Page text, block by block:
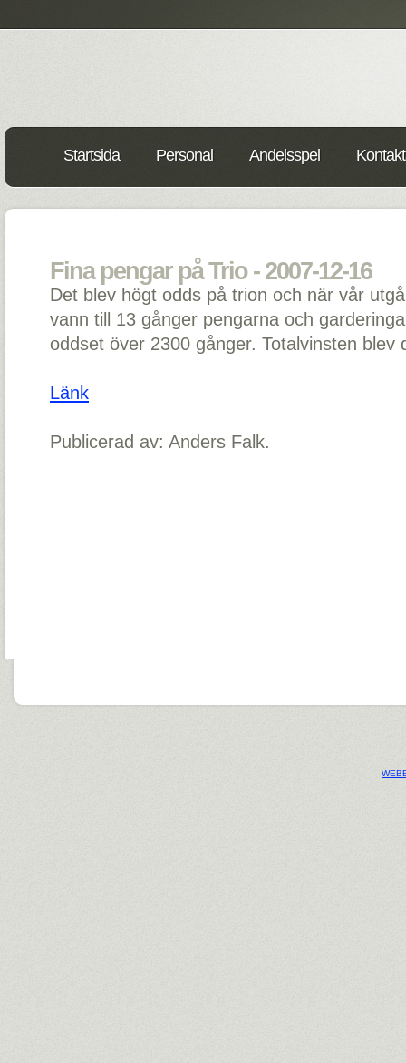
Startsida Personal Andelsspel
Fina pengar på Trio - 2007-12-16
Det blev högt odds på trion och när vår
vann till 13 gånger pengarna och
oddset över 2300 gånger. Totalvinsten blev
Länk
Publicerad av: Anders Falk.